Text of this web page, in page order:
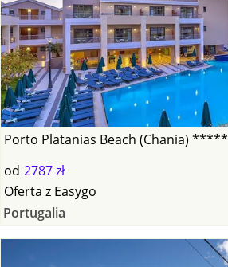
Porto Platanias Beach (Chania) *****
od 2787 zł
Oferta z Easygo
Portugalia